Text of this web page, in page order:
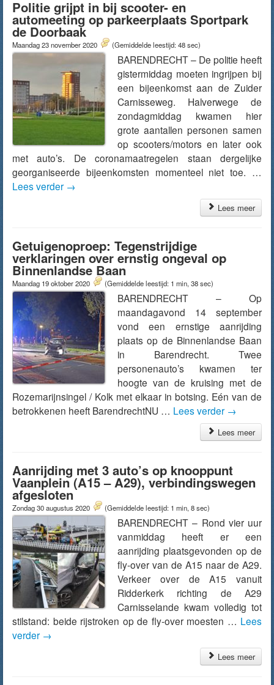
Politie grijpt in bij scooter- en
automeeting op parkeerplaats Sportpark
de Doorbaak
Maandag 23 november 2020 (Gemiddelde leestijd: 48 sec)
BARENDRECHT – De politie heeft
gistermiddag moeten ingrijpen bij
een bijeenkomst aan de Zuider
Carnisseweg. Halverwege de
zondagmiddag kwamen hier
grote aantallen personen samen
op scooters/motors en later ook
met auto’s. De coronamaatregelen staan dergelijke
georganiseerde bijeenkomsten momenteel niet toe. …
Lees verder →
Lees meer
Getuigenoproep: Tegenstrijdige
verklaringen over ernstig ongeval op
Binnenlandse Baan
Maandag 19 oktober 2020 (Gemiddelde leestijd: 1 min, 38 sec)
BARENDRECHT – Op
maandagavond 14 september
vond een ernstige aanrijding
plaats op de Binnenlandse Baan
in Barendrecht. Twee
personenauto’s kwamen ter
hoogte van de kruising met de
Rozemarijnsingel / Kolk met elkaar in botsing. Eén van de
betrokkenen heeft BarendrechtNU … Lees verder →
Lees meer
Aanrijding met 3 auto’s op knooppunt
Vaanplein (A15 – A29), verbindingswegen
afgesloten
Zondag 30 augustus 2020 (Gemiddelde leestijd: 1 min, 8 sec)
BARENDRECHT – Rond vier uur
vanmiddag heeft er een
aanrijding plaatsgevonden op de
fly-over van de A15 naar de A29.
Verkeer over de A15 vanuit
Ridderkerk richting de A29
Carnisselande kwam volledig tot
stilstand: beide rijstroken op de fly-over moesten … Lees
verder →
Lees meer